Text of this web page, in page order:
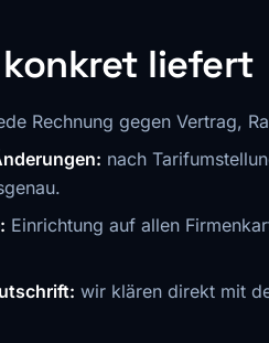
konkret liefert
Rechnung gegen Vertrag,
nach
Einrichtung auf allen
wir klären direkt mit